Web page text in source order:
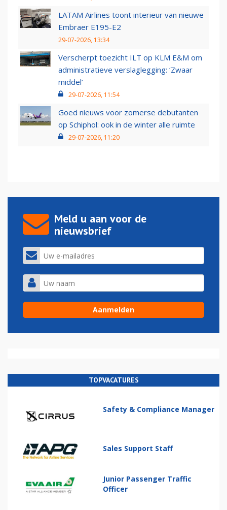
LATAM Airlines toont interieur van nieuwe
Embraer E195-E2
29-07-2026, 13:34
Verscherpt toezicht ILT op KLM E&M om
administratieve verslaglegging: ‘Zwaar
middel’
29-07-2026, 11:54
Goed nieuws voor zomerse debutanten
op Schiphol: ook in de winter alle ruimte
29-07-2026, 11:20
Meld u aan voor de
nieuwsbrief
TOPVACATURES
Safety & Compliance Manager
Sales Support Staff
Junior Passenger Traffic
Officer